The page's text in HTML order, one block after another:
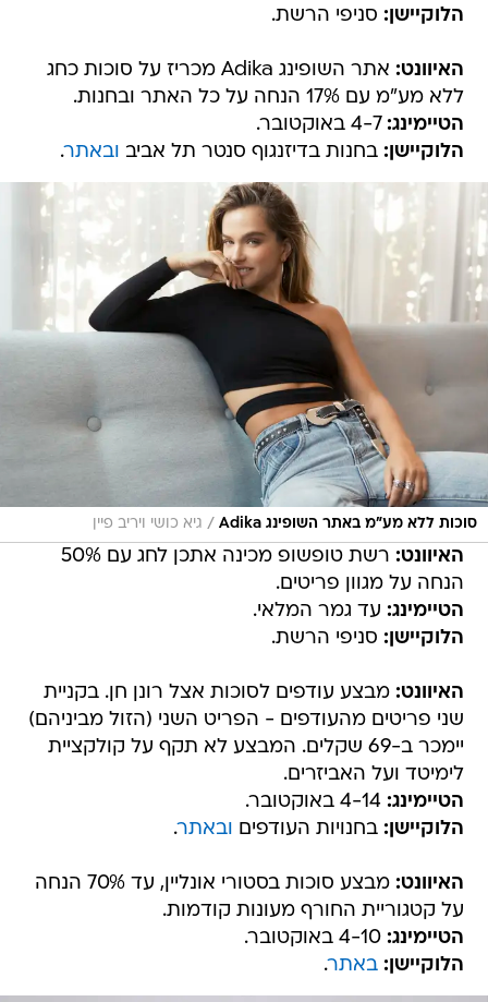
הלוקיישן: סניפי הרשת.
האיוונט:
אתר השופינג Adika מכריז על סוכות כחג
ללא מע"מ עם 17% הנחה על כל האתר ובחנות.
הטיימינג: 4-7 באוקטובר.
הלוקיישן: בחנות בדיזנגוף סנטר תל אביב ובאתר.
סוכות ללא מע"מ באתר השופינג Adika / גיא כושי ויריב פיין
האיוונט:
רשת טופשופ מכינה אתכן לחג עם 50%
הנחה על מגוון פריטים.
הטיימינג: עד גמר המלאי.
הלוקיישן: סניפי הרשת.
האיוונט: מבצע עודפים לסוכות אצל רונן חן. בקניית
שני פריטים מהעודפים - הפריט השני (הזול מביניהם)
יימכר ב-69 שקלים. המבצע לא תקף על קולקציית
לימיטד ועל האביזרים.
הטיימינג:
הלוקיישן: בחנויות העודפים ובאתר.
האיוונט:
מבצע סוכות בסטורי אונליין, עד 70% הנחה
על קטגוריית החורף מעונות קודמות.
הטיימינג: 4-10 באוקטובר.
הלוקיישן: באתר.